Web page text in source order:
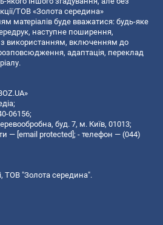
ТОВ «Золота середина»
матеріалів буде вважатися: будь-яке
наступне поширення,
з використанням, включенням до
адаптація, переклад
06156;
буд. 7, м. Київ, 01013;
— [email protected]; - телефон — (044)
ТОВ "Золота середина".